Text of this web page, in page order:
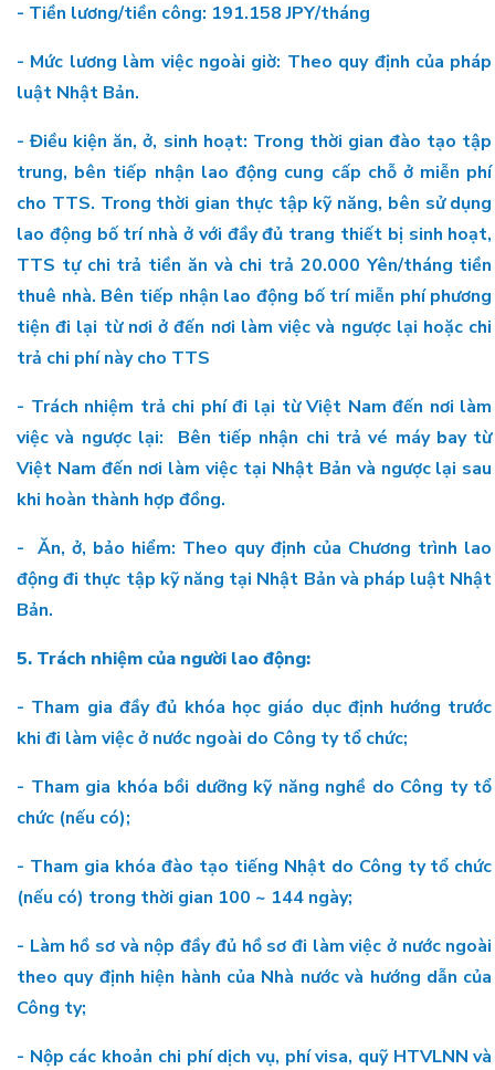
- Tiền lương/tiền công: 191.158 JPY/tháng
- Mức lương làm việc ngoài giờ: Theo quy định của pháp
luật Nhật Bản.
- Điều kiện ăn, ở, sinh hoạt: Trong thời gian đào tạo tập
trung, bên tiếp nhận lao động cung cấp chỗ ở miễn phí
cho TTS. Trong thời gian thực tập kỹ năng, bên sử dụng
lao động bố trí nhà ở với đầy đủ trang thiết bị sinh hoạt,
TTS tự chi trả tiền ăn và chi trả 20.000 Yên/tháng tiền
thuê nhà. Bên tiếp nhận lao động bố trí miễn phí phương
tiện đi lại từ nơi ở đến nơi làm việc và ngược lại hoặc chi
trả chi phí này cho TTS
- Trách nhiệm trả chi phí đi lại từ Việt Nam đến nơi làm
việc và ngược lại: Bên tiếp nhận chi trả vé máy bay từ
Việt Nam đến nơi làm việc tại Nhật Bản và ngược lại sau
khi hoàn thành hợp đồng.
- Ăn, ở, bảo hiểm: Theo quy định của Chương trình lao
động đi thực tập kỹ năng tại Nhật Bản và pháp luật Nhật
Bản.
5. Trách nhiệm của người lao động:
- Tham gia đầy đủ khóa học giáo dục định hướng trước
khi đi làm việc ở nước ngoài do Công ty tổ chức;
- Tham gia khóa bồi dưỡng kỹ năng nghề do Công ty tổ
chức (nếu có);
- Tham gia khóa đào tạo tiếng Nhật do Công ty tổ chức
(nếu có) trong thời gian 100 ~ 144 ngày;
- Làm hồ sơ và nộp đầy đủ hồ sơ đi làm việc ở nước ngoài
theo quy định hiện hành của Nhà nước và hướng dẫn của
Công ty;
- Nộp các khoản chi phí dịch vụ, phí visa, quỹ HTVLNN và